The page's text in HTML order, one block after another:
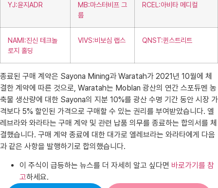
YJ:윤지ADR
MB:마스터비프 그
룹
RCEL:아비타 메디컬
NAMI:진신 테크놀
로지 홀딩
VIVS:비보심 랩스 QNST:퀸스트리트
종료된 구매 계약은 Sayona Mining과 Waratah가 2021년 10월에 체
결한 계약에 따른 것으로, Waratah는 Moblan 광산의 연간 스포듀멘 농
축물 생산량에 대한 Sayona의 지분 10%를 광산 수명 기간 동안 시장 가
격보다 5% 할인된 가격으로 구매할 수 있는 권리를 부여받았습니다. 엘
레브라와 와라타는 구매 계약 및 관련 납품 의무를 종료하는 합의서를 체
결했습니다. 구매 계약 종료에 대한 대가로 엘레브라는 와라타에게 다음
과 같은 사항을 발행하기로 합의했습니다.
이 주식이 급등하는 뉴스를 더 자세히 알고 싶다면 바로가기를 참
고하세요.